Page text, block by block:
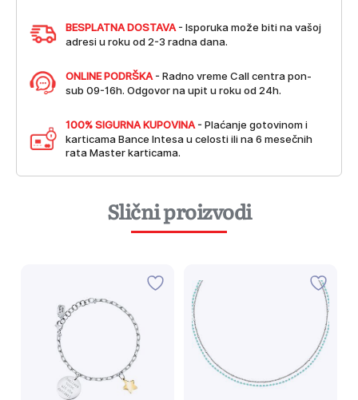
BESPLATNA DOSTAVA - Isporuka može biti na vašoj
adresi u roku od 2-3 radna dana.
ONLINE PODRŠKA - Radno vreme Call centra pon-
sub 09-16h. Odgovor na upit u roku od 24h.
100% SIGURNA KUPOVINA - Plaćanje gotovinom i
karticama Bance Intesa u celosti ili na 6 mesečnih
rata Master karticama.
Slični proizvodi